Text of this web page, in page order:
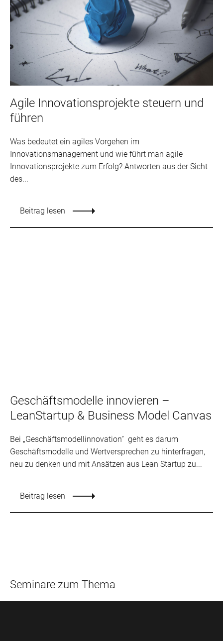
Agile Innovationsprojekte steuern und
führen
Was bedeutet ein agiles Vorgehen im
Innovationsmanagement und wie führt man agile
Innovationsprojekte zum Erfolg? Antworten aus der Sicht
des...
Beitrag lesen
Geschäftsmodelle innovieren –
LeanStartup & Business Model Canvas
Bei „Geschäftsmodellinnovation” geht es darum
Geschäftsmodelle und Wertversprechen zu hinterfragen,
neu zu denken und mit Ansätzen aus Lean Startup zu...
Beitrag lesen
Seminare zum Thema